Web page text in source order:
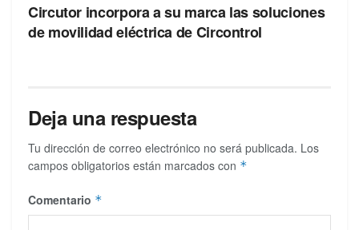
Circutor incorpora a su marca las soluciones
de movilidad eléctrica de Circontrol
Deja una respuesta
Tu dirección de correo electrónico no será publicada. Los
campos obligatorios están marcados con *
Comentario *